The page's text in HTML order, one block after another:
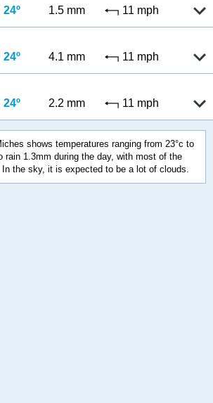
24º 1.5 mm 11 mph
24º 4.1 mm 11 mph
24º 2.2 mm 11 mph
shows temperatures ranging from 23°c to
rain 1.3mm during the day, with most of the
the sky, it is expected to be a lot of clouds.